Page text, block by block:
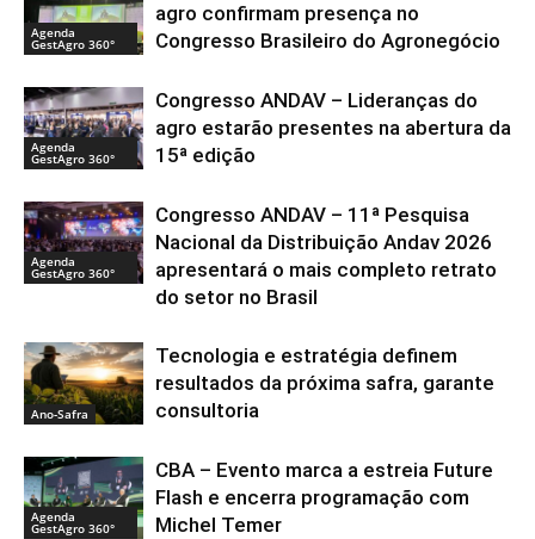
Agenda
GestAgro 360°
agro confirmam presença no
Congresso Brasileiro do Agronegócio
Agenda
GestAgro 360°
Congresso ANDAV – Lideranças do
agro estarão presentes na abertura da
15ª edição
Agenda
GestAgro 360°
Congresso ANDAV – 11ª Pesquisa
Nacional da Distribuição Andav 2026
apresentará o mais completo retrato
do setor no Brasil
Ano-Safra
Tecnologia e estratégia definem
resultados da próxima safra, garante
consultoria
Agenda
GestAgro 360°
CBA – Evento marca a estreia Future
Flash e encerra programação com
Michel Temer